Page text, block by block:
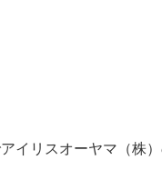
イリスオーヤマ（株